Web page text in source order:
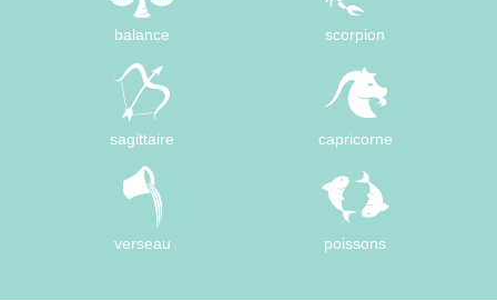
balance scorpion
sagittaire capricorne
verseau poissons